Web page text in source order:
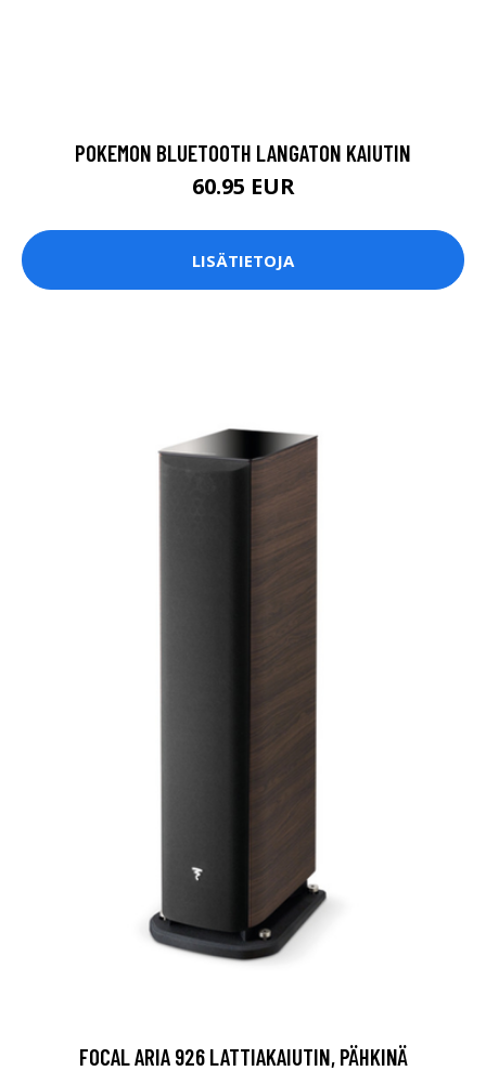
POKEMON BLUETOOTH LANGATON KAIUTIN
60.95 EUR
LISÄTIETOJA
FOCAL ARIA 926 LATTIAKAIUTIN, PÄHKINÄ